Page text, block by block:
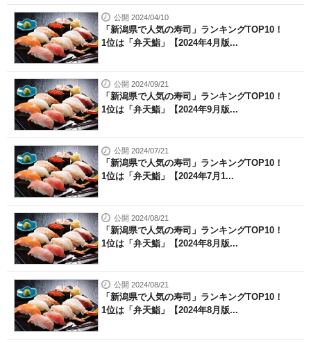
公開 2024/04/10
「新潟県で人気の寿司」ランキングTOP10！
1位は「弁天鮨」【2024年4月版...
公開 2024/09/21
「新潟県で人気の寿司」ランキングTOP10！
1位は「弁天鮨」【2024年9月版...
公開 2024/07/21
「新潟県で人気の寿司」ランキングTOP10！
1位は「弁天鮨」【2024年7月1...
公開 2024/08/21
「新潟県で人気の寿司」ランキングTOP10！
1位は「弁天鮨」【2024年8月版...
公開 2024/08/21
「新潟県で人気の寿司」ランキングTOP10！
1位は「弁天鮨」【2024年8月版...